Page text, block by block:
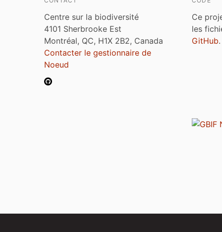
Centre sur la biodiversité
4101 Sherbrooke Est
Montréal, QC, H1X 2B2, Canada
Contacter le gestionnaire de
Noeud
Ce
les
GitHub.